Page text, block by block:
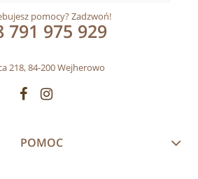
pomocy? Zadzwoń!
791 975 929
218, 84-200 Wejherowo
POMOC